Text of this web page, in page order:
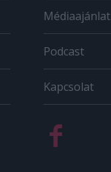
Médiaajánlat
Podcast
Kapcsolat